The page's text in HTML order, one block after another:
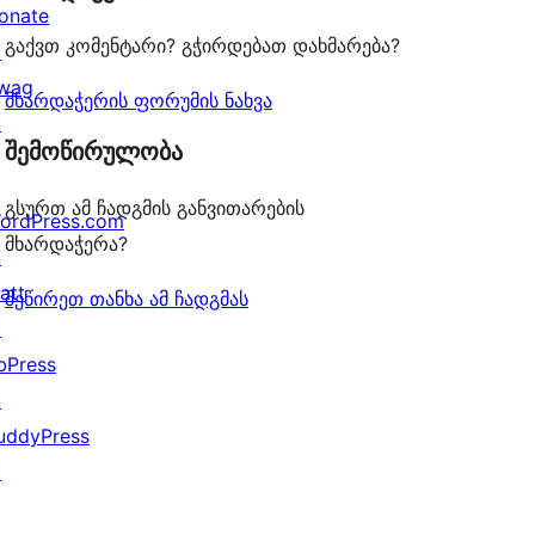
გაქვთ კომენტარი? გჭირდებათ დახმარება?
მხარდაჭერის ფორუმის ნახვა
შემოწირულობა
გსურთ ამ ჩადგმის განვითარების
მხარდაჭერა?
შეწირეთ თანხა ამ ჩადგმას